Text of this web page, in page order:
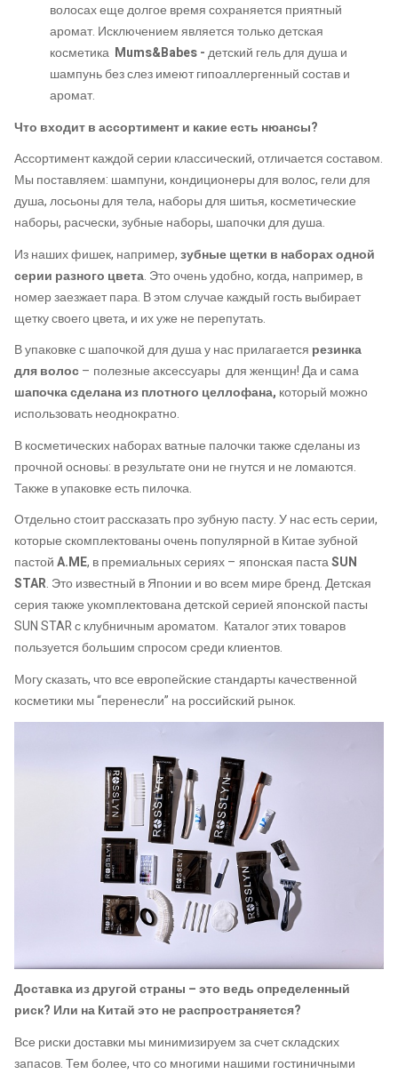
волосах еще долгое время сохраняется приятный
аромат. Исключением является только детская
косметика Mums&Babes -детский гель для душа и
шампунь без слез имеют гипоаллергенный состав и
аромат.
Что входит в ассортимент и какие есть нюансы?
Ассортимент каждой серии классический, отличается составом.
Мы поставляем: шампуни, кондиционеры для волос, гели для
душа, лосьоны для тела, наборы для шитья, косметические
наборы, расчески, зубные наборы, шапочки для душа.
Из наших фишек, например,зубные щетки в наборах одной
серии разного цвета. Это очень удобно, когда, например, в
номер заезжает пара. В этом случае каждый гость выбирает
щетку своего цвета, и их уже не перепутать.
Вупаковке с шапочкой для душа у нас прилагается резинка
для волос– полезные аксессуары для женщин! Да и сама
шапочка сделанаиз плотного целлофана, который можно
использовать неоднократно.
В косметических наборах ватные палочки также сделаны из
прочной основы: в результате они не гнутся и не ломаются.
Также в упаковке есть пилочка.
Отдельно стоит рассказать про зубную пасту. У нас есть серии,
которые скомплектованы очень популярной в Китае зубной
пастойA.ME, в премиальных сериях – японская пастаSUN
STAR. Это известный в Японии и во всем мире бренд. Детская
серия также укомплектована детской серией японской пасты
SUN STAR с клубничным ароматом. Каталог этих товаров
пользуется большим спросом среди клиентов.
Могу сказать, что все европейские стандарты качественной
косметики мы “перенесли” на российский рынок.
Доставка из другой страны – это ведь определенный
риск? Или на Китай это не распространяется?
Все риски доставки мы минимизируем за счет складских
запасов. Тем более, что со многими нашими гостиничными